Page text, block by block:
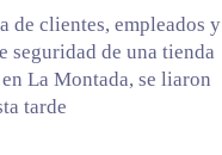
de clientes, empleados y
seguridad de una tienda
La Montada, se liaron
tarde